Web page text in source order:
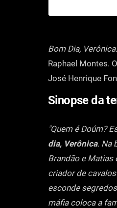
Bom Dia,
Raphael Montes.
José Henrique
Sinopse da
"Quem é Doúm?
dia, Verônica. Na
Brandão e Matias
criador de
esconde
máfia coloca a